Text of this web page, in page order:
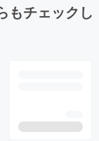
もチェックし